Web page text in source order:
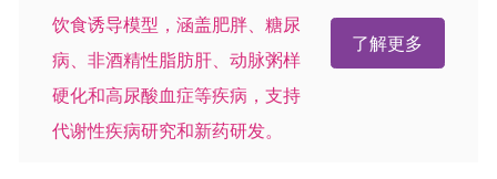
饮食诱导模型，涵盖肥胖、糖尿
病、非酒精性脂肪肝、动脉粥样
硬化和高尿酸血症等疾病，支持
代谢性疾病研究和新药研发。
了解更多